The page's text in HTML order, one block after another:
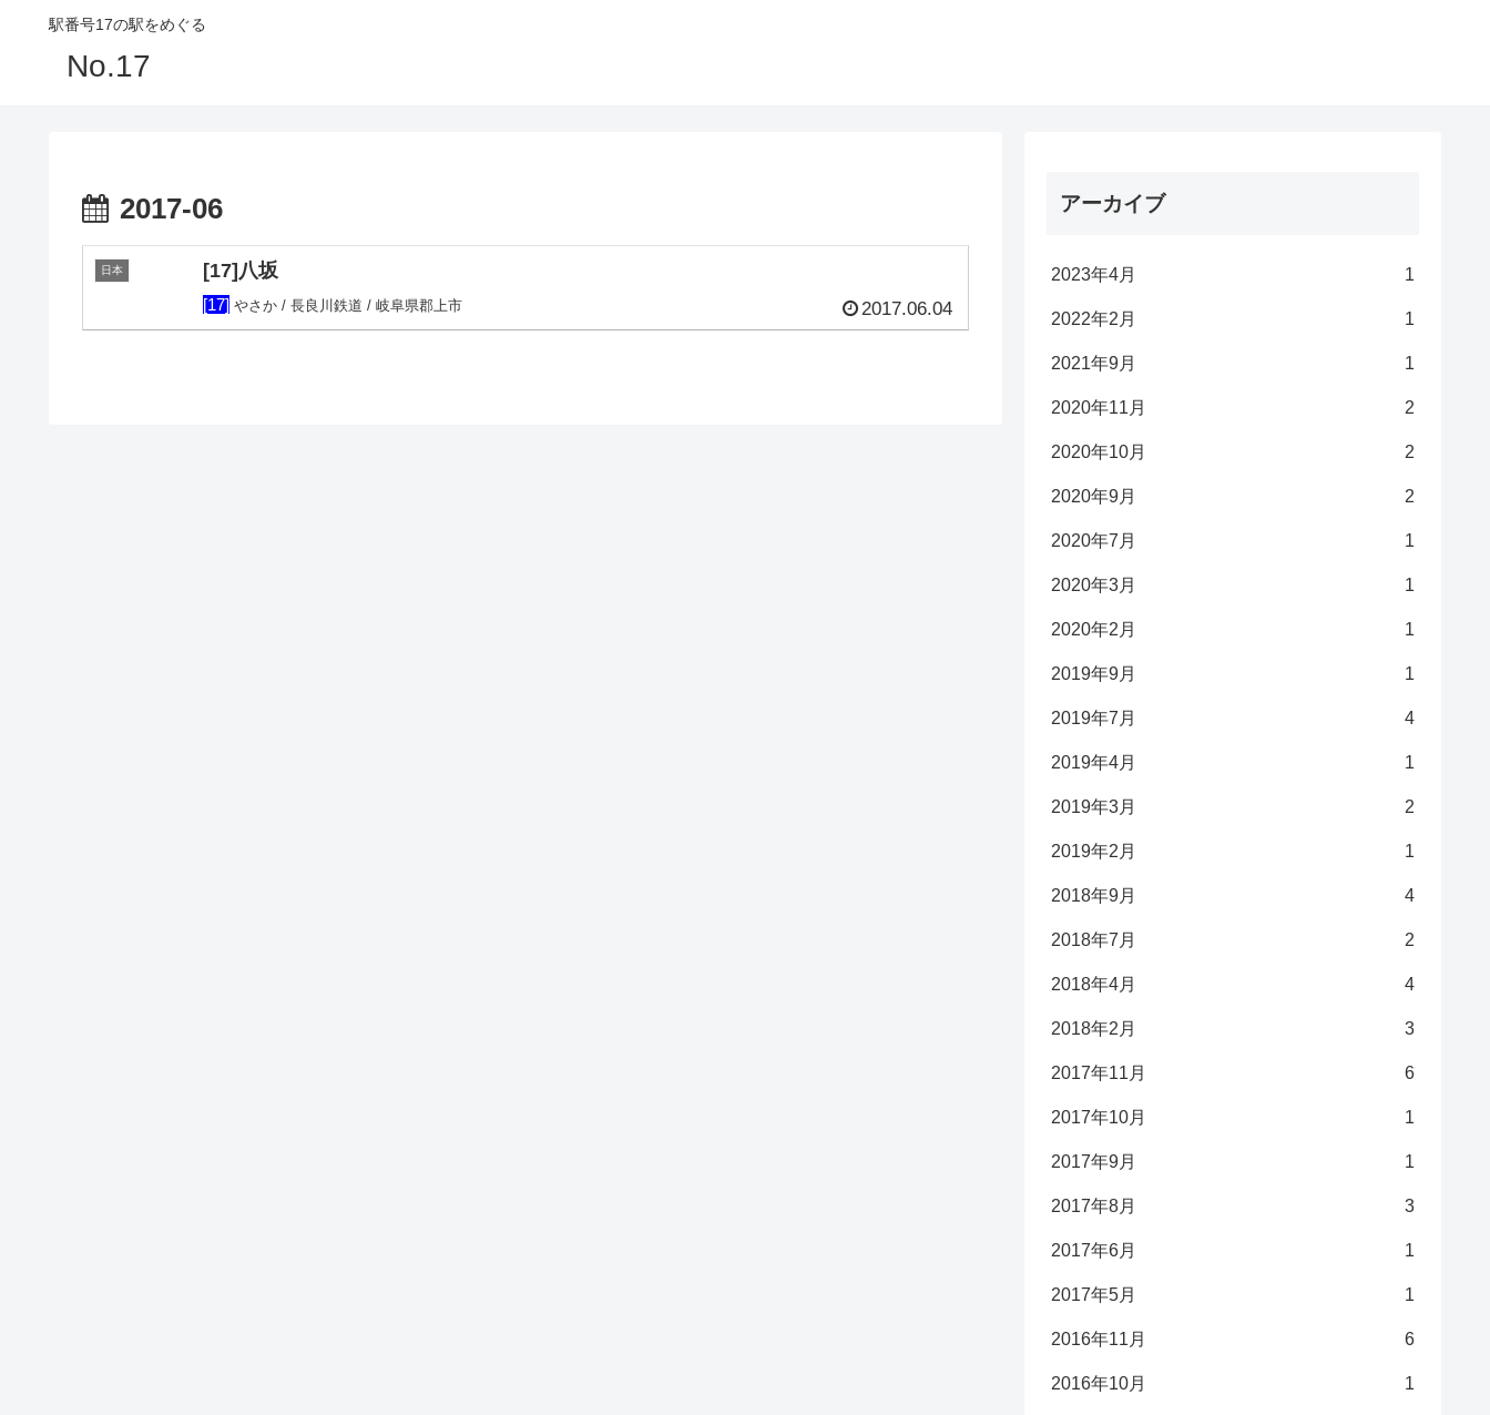
駅番号17の駅をめぐる
No.17
2017-06
日本 [17]八坂
[17] やさか / 長良川鉄道 / 岐阜県郡上市 2017.06.04
アーカイブ
2023年4月 1
2022年2月 1
2021年9月 1
2020年11月 2
2020年10月 2
2020年9月 2
2020年7月 1
2020年3月 1
2020年2月 1
2019年9月 1
2019年7月 4
2019年4月 1
2019年3月 2
2019年2月 1
2018年9月 4
2018年7月 2
2018年4月 4
2018年2月 3
2017年11月 6
2017年10月 1
2017年9月 1
2017年8月 3
2017年6月 1
2017年5月 1
2016年11月 6
2016年10月 1